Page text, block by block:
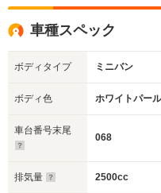
車種スペック
ボディタイプ ミニバン
ボディ色 ホワイトパール
車台番号末尾
068
排気量 2500cc